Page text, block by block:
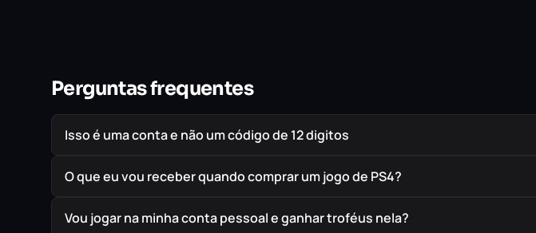
Perguntas frequentes
Isso é uma conta e não um código de 12 digitos
O que eu vou receber quando comprar um jogo de PS4?
Vou jogar na minha conta pessoal e ganhar troféus nela?